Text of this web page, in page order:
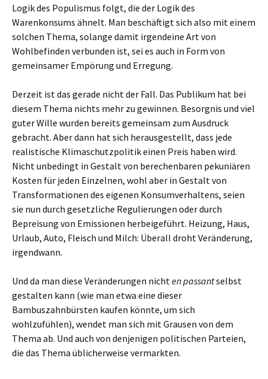
Logik des Populismus folgt, die der Logik des
Warenkonsums ähnelt. Man beschäftigt sich also mit einem
solchen Thema, solange damit irgendeine Art von
Wohlbefinden verbunden ist, sei es auch in Form von
gemeinsamer Empörung und Erregung.
Derzeit ist das gerade nicht der Fall. Das Publikum hat bei
diesem Thema nichts mehr zu gewinnen. Besorgnis und viel
guter Wille wurden bereits gemeinsam zum Ausdruck
gebracht. Aber dann hat sich herausgestellt, dass jede
realistische Klimaschutzpolitik einen Preis haben wird.
Nicht unbedingt in Gestalt von berechenbaren pekuniären
Kosten für jeden Einzelnen, wohl aber in Gestalt von
Transformationen des eigenen Konsumverhaltens, seien
sie nun durch gesetzliche Regulierungen oder durch
Bepreisung von Emissionen herbeigeführt. Heizung, Haus,
Urlaub, Auto, Fleisch und Milch: Überall droht Veränderung,
irgendwann.
Und da man diese Veränderungen nichten passantselbst
gestalten kann (wie man etwa eine dieser
Bambuszahnbürsten kaufen könnte, um sich
wohlzufühlen), wendet man sich mit Grausen von dem
Thema ab. Und auch von denjenigen politischen Parteien,
die das Thema üblicherweise vermarkten.